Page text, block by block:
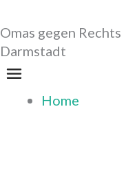
Inhalt
springen
Omas gegen Rechts
Darmstadt
Menü
Home